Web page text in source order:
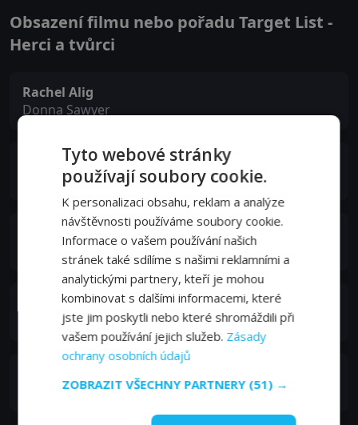
Obsazení filmu nebo pořadu Target List -
Herci a tvůrci
Rachel Alig
Donna Sawyer
Justin Ray
Clyde Daniel
Charlie Manoukian
Shane Riddick
Debra Lynn Hull
Rachel Atwood
Norleen Blackheart
Tyto webové stránky
používají soubory cookie.
K personalizaci obsahu, reklam a analýze
návštěvnosti používáme soubory cookie.
Informace o vašem používání našich
stránek také sdílíme s našimi reklamními a
analytickými partnery, kteří je mohou
kombinovat s dalšími informacemi, které
jste jim poskytli nebo které shromáždili při
vašem používání jejich služeb. Zásady
ochrany osobních údajů
ZOBRAZIT VŠECHNY PARTNERY (51) →